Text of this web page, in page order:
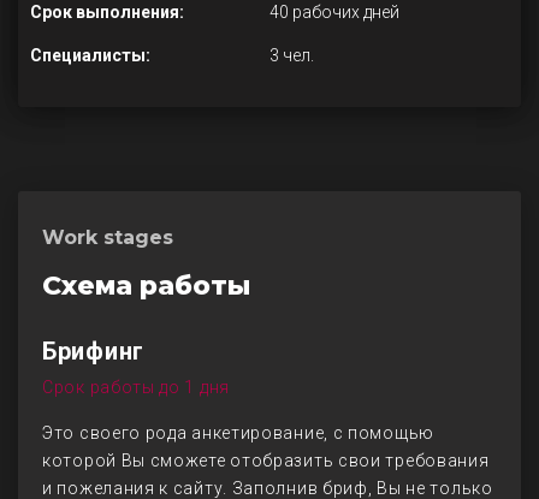
Срок выполнения: 40 рабочих дней
Специалисты: 3 чел.
Work stages
Схема работы
Брифинг
Срок работы до 1 дня
Это своего рода анкетирование, с помощью
которой Вы сможете отобразить свои требования
и пожелания к сайту. Заполнив бриф, Вы не только